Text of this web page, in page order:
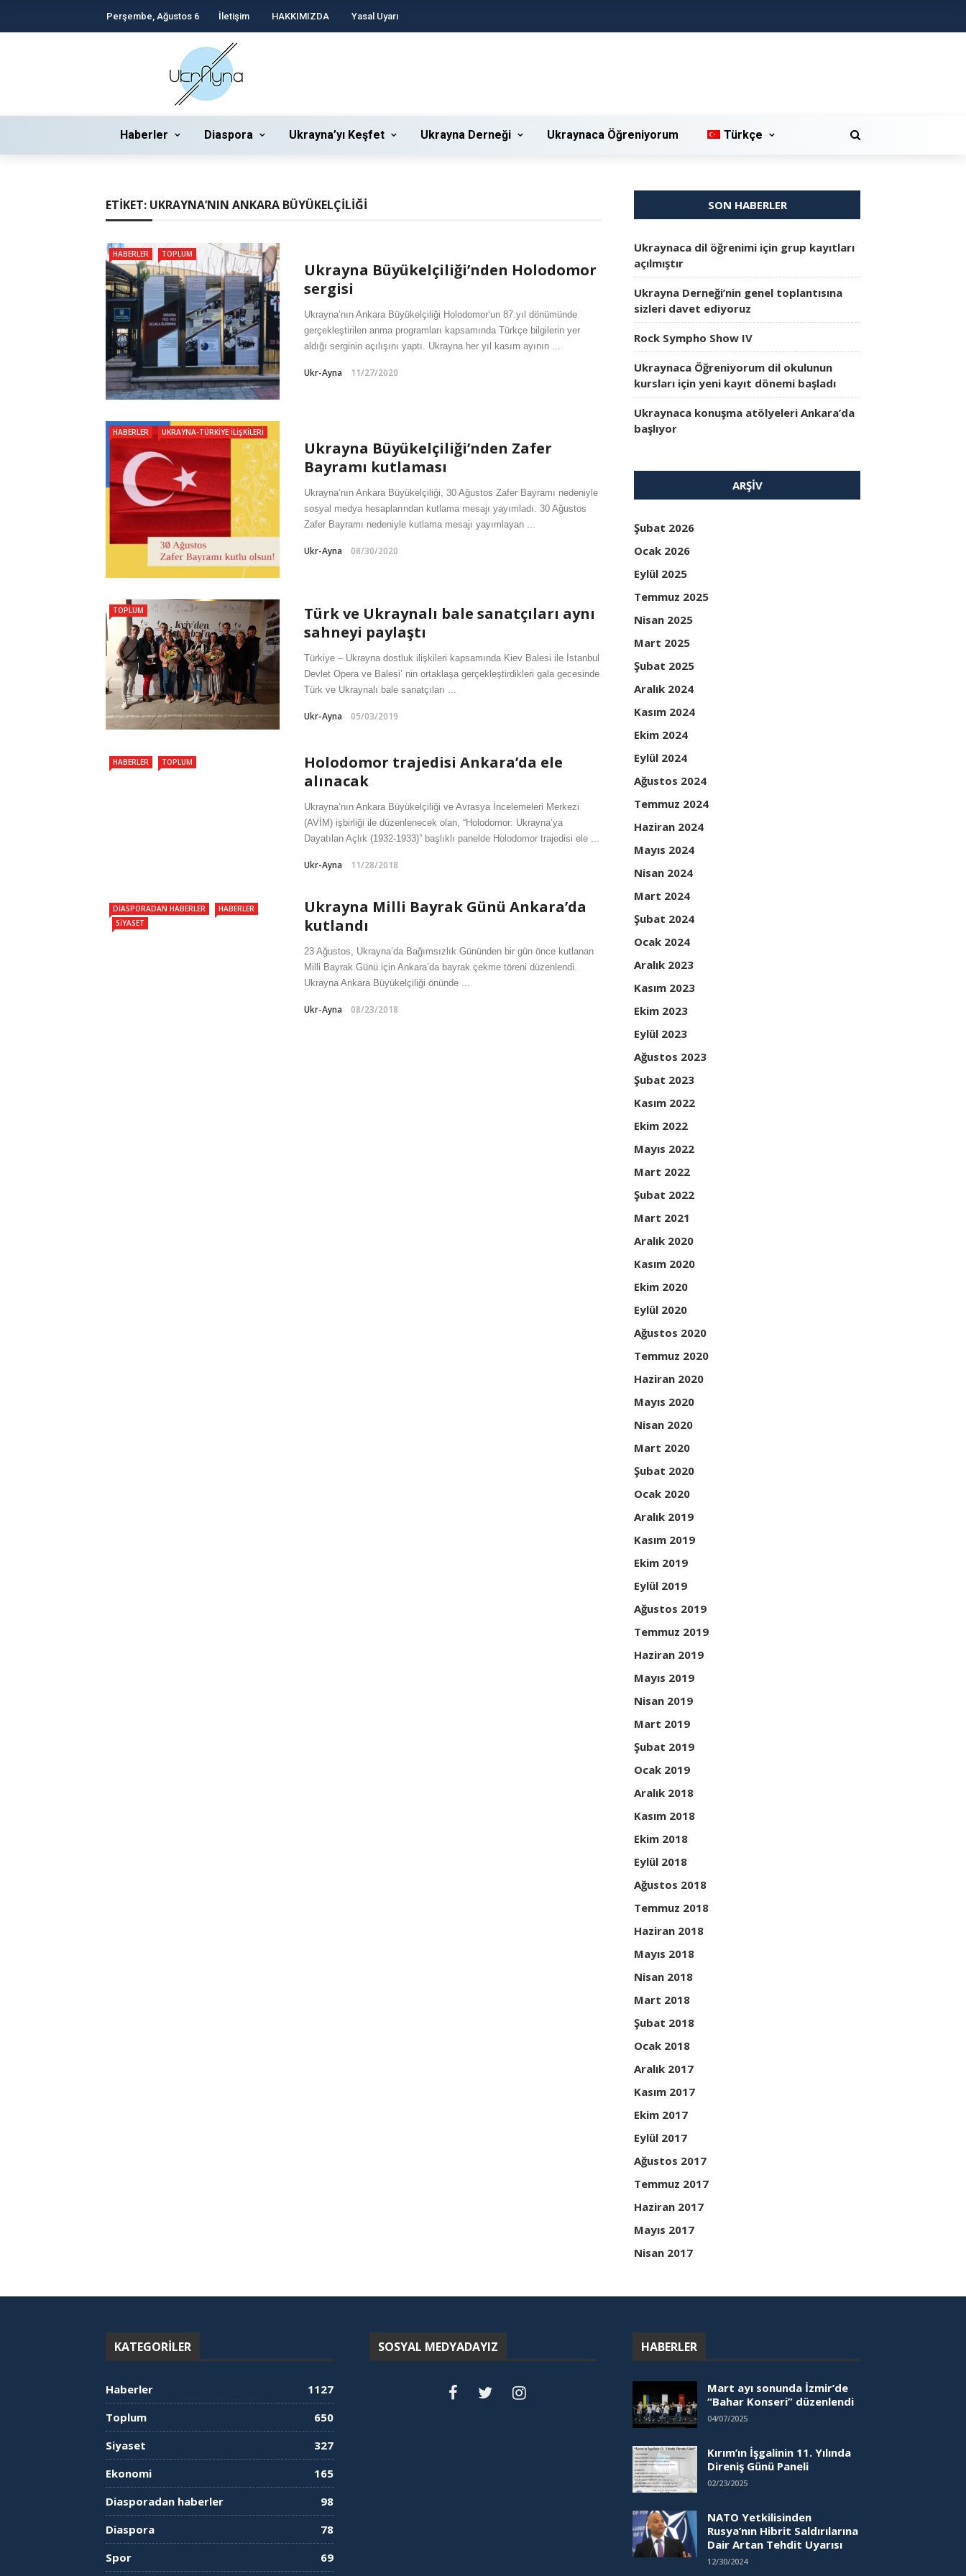
Perşembe, Ağustos 6 İletişim HAKKIMIZDA Yasal Uyarı
Haberler Diaspora Ukrayna’yı Keşfet Ukrayna Derneği Ukraynaca Öğreniyorum Türkçe
ETIKET: UKRAYNA’NIN ANKARA BÜYÜKELÇILIĞI
HABERLER TOPLUM
Ukrayna Büyükelçiliği’nden Holodomor
sergisi
Ukrayna’nın Ankara Büyükelçiliği Holodomor’un 87.yıl dönümünde
gerçekleştirilen anma programları kapsamında Türkçe bilgilerin yer
aldığı serginin açılışını yaptı. Ukrayna her yıl kasım ayının ...
Ukr-Ayna 11/27/2020
HABERLER UKRAYNA-TÜRKIYE İLIŞKILERI
Ukrayna Büyükelçiliği’nden Zafer
Bayramı kutlaması
Ukrayna’nın Ankara Büyükelçiliği, 30 Ağustos Zafer Bayramı nedeniyle
sosyal medya hesaplarından kutlama mesajı yayımladı. 30 Ağustos
Zafer Bayramı nedeniyle kutlama mesajı yayımlayan ...
Ukr-Ayna 08/30/2020
TOPLUM
Türk ve Ukraynalı bale sanatçıları aynı
sahneyi paylaştı
Türkiye – Ukrayna dostluk ilişkileri kapsamında Kiev Balesi ile İstanbul
Devlet Opera ve Balesi’ nin ortaklaşa gerçekleştirdikleri gala gecesinde
Türk ve Ukraynalı bale sanatçıları ...
Ukr-Ayna 05/03/2019
HABERLER TOPLUM
Holodomor trajedisi Ankara’da ele
alınacak
Ukrayna’nın Ankara Büyükelçiliği ve Avrasya İncelemeleri Merkezi
(AVİM) işbirliği ile düzenlenecek olan, “Holodomor: Ukrayna’ya
Dayatılan Açlık (1932-1933)” başlıklı panelde Holodomor trajedisi ele ...
Ukr-Ayna 11/28/2018
DIASPORADAN HABERLER
HABERLER
SIYASET
Ukrayna Milli Bayrak Günü Ankara’da
kutlandı
23 Ağustos, Ukrayna’da Bağımsızlık Gününden bir gün önce kutlanan
Milli Bayrak Günü için Ankara’da bayrak çekme töreni düzenlendi.
Ukrayna Ankara Büyükelçiliği önünde ...
Ukr-Ayna 08/23/2018
SON HABERLER
Ukraynaca dil öğrenimi için grup kayıtları
açılmıştır
Ukrayna Derneği’nin genel toplantısına
sizleri davet ediyoruz
Rock Sympho Show IV
Ukraynaca Öğreniyorum dil okulunun
kursları için yeni kayıt dönemi başladı
Ukraynaca konuşma atölyeleri Ankara’da
başlıyor
ARŞIV
Şubat 2026
Ocak 2026
Eylül 2025
Temmuz 2025
Nisan 2025
Mart 2025
Şubat 2025
Aralık 2024
Kasım 2024
Ekim 2024
Eylül 2024
Ağustos 2024
Temmuz 2024
Haziran 2024
Mayıs 2024
Nisan 2024
Mart 2024
Şubat 2024
Ocak 2024
Aralık 2023
Kasım 2023
Ekim 2023
Eylül 2023
Ağustos 2023
Şubat 2023
Kasım 2022
Ekim 2022
Mayıs 2022
Mart 2022
Şubat 2022
Mart 2021
Aralık 2020
Kasım 2020
Ekim 2020
Eylül 2020
Ağustos 2020
Temmuz 2020
Haziran 2020
Mayıs 2020
Nisan 2020
Mart 2020
Şubat 2020
Ocak 2020
Aralık 2019
Kasım 2019
Ekim 2019
Eylül 2019
Ağustos 2019
Temmuz 2019
Haziran 2019
Mayıs 2019
Nisan 2019
Mart 2019
Şubat 2019
Ocak 2019
Aralık 2018
Kasım 2018
Ekim 2018
Eylül 2018
Ağustos 2018
Temmuz 2018
Haziran 2018
Mayıs 2018
Nisan 2018
Mart 2018
Şubat 2018
Ocak 2018
Aralık 2017
Kasım 2017
Ekim 2017
Eylül 2017
Ağustos 2017
Temmuz 2017
Haziran 2017
Mayıs 2017
Nisan 2017
KATEGORILER
Haberler
1127
Toplum
650
Siyaset
327
Ekonomi
165
Diasporadan haberler
98
Diaspora
78
Spor
69
SOSYAL MEDYADAYIZ HABERLER
Mart ayı sonunda İzmir’de
“Bahar Konseri” düzenlendi
04/07/2025
Kırım’ın İşgalinin 11. Yılında
Direniş Günü Paneli
02/23/2025
NATO Yetkilisinden
Rusya’nın Hibrit Saldırılarına
Dair Artan Tehdit Uyarısı
12/30/2024